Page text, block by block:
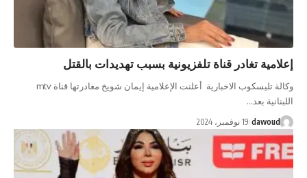
تغادر قناة تلفزيونية بسبب تهديدات بالقتل
وكالة تليسكوب الاخبارية أعلنت الإعلامية إيمان شويخ مغادرتها قناة mtv
بعد…
dawoud 19 نوفمبر، 2024